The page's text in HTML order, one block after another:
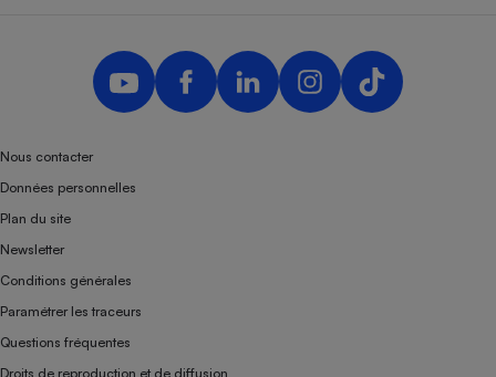
Nous contacter
Données personnelles
Plan du site
Newsletter
Conditions générales
Paramétrer les traceurs
Questions fréquentes
Droits de reproduction et de diffusion